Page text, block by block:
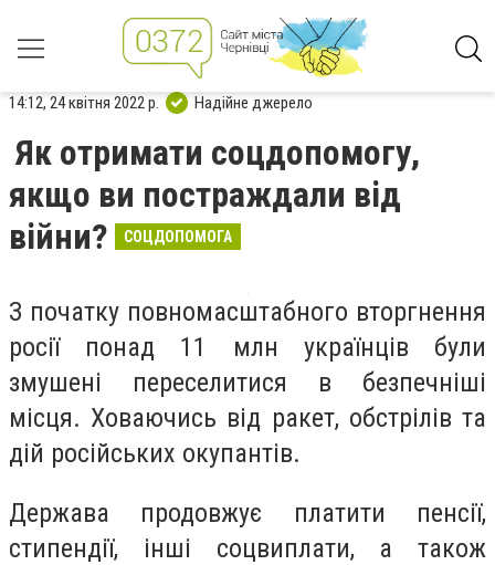
14:12, 24 квітня 2022 р. Надійне джерело
Як отримати соцдопомогу,
якщо ви постраждали від
війни?
СОЦДОПОМОГА
З початку повномасштабного вторгнення
росії понад 11 млн українців були
змушені переселитися в безпечніші
місця. Ховаючись від ракет, обстрілів та
дій російських окупантів.
Держава продовжує платити пенсії,
стипендії, інші соцвиплати, а також